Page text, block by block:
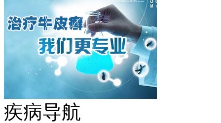
疾病导航